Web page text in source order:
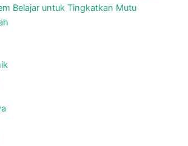
Belajar untuk Tingkatkan Mutu